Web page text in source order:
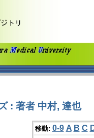
: 著者 中村, 達也
移動: 0-9 A B C